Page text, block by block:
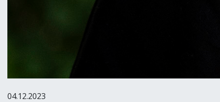
04.12.2023